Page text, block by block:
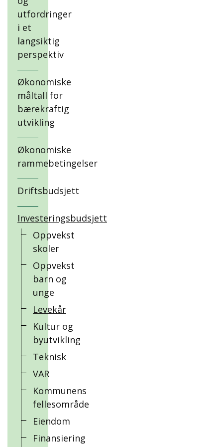
utfordringer
i et
langsiktig
perspektiv
Økonomiske
måltall for
bærekraftig
utvikling
Økonomiske
rammebetingelser
Driftsbudsjett
Investeringsbudsjett
Oppvekst
skoler
Oppvekst
barn og
unge
Levekår
Kultur og
byutvikling
Teknisk
VAR
Kommunens
fellesområde
Eiendom
Finansiering